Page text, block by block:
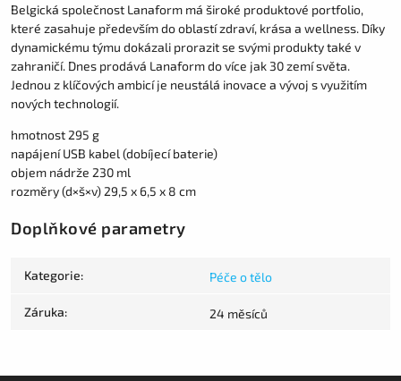
Belgická společnost Lanaform má široké produktové portfolio,
které zasahuje především do oblastí zdraví, krása a wellness. Díky
dynamickému týmu dokázali prorazit se svými produkty také v
zahraničí. Dnes prodává Lanaform do více jak 30 zemí světa.
Jednou z klíčových ambicí je neustálá inovace a vývoj s využitím
nových technologií.
hmotnost 295 g
napájení USB kabel (dobíjecí baterie)
objem nádrže 230 ml
rozměry (d×š×v) 29,5 x 6,5 x 8 cm
Doplňkové parametry
Kategorie: Péče o tělo
Záruka: 24 měsíců